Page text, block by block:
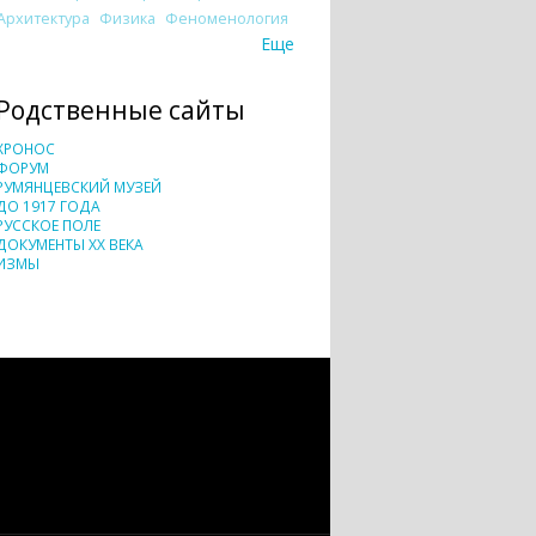
Физика Феноменология
Еще
сайты
МУЗЕЙ
1917 ГОДА
ПОЛЕ
XX ВЕКА